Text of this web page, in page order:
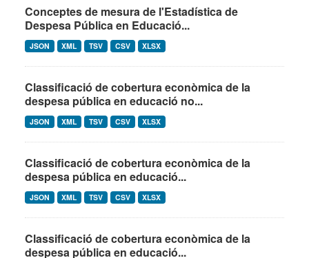
Conceptes de mesura de l'Estadística de
Despesa Pública en Educació...
JSON XML TSV CSV XLSX
Classificació de cobertura econòmica de la
despesa pública en educació no...
JSON XML TSV CSV XLSX
Classificació de cobertura econòmica de la
despesa pública en educació...
JSON XML TSV CSV XLSX
Classificació de cobertura econòmica de la
despesa pública en educació...